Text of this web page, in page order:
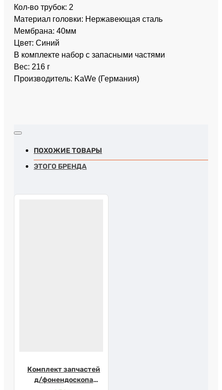
Кол-во трубок: 2
Материал головки: Нержавеющая сталь
Мембрана: 40мм
Цвет: Синий
В комплекте набор с запасными частями
Вес: 216 г
Производитель: KaWe (Германия)
ПОХОЖИЕ ТОВАРЫ
ЭТОГО БРЕНДА
Комплект запчастей
д/фонендоскопа